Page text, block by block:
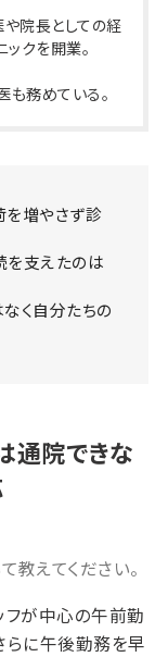
院長としての経
クを開業。
務めている。
を増やさず診
を支えたのは
く自分たちの
通院できな
教えてください。
フが中心の午前勤
らに午後勤務を早